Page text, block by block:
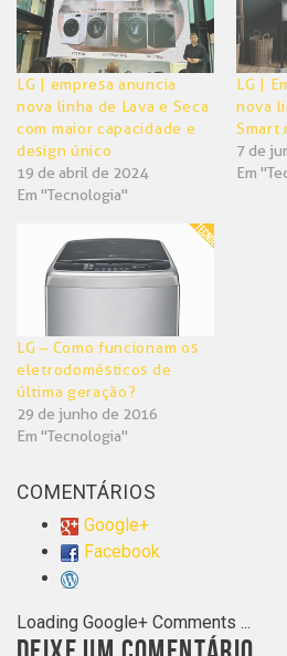
LG | empresa anuncia
nova linha de Lava e Seca
com maior capacidade e
design único
19 de abril de 2024
Em "Tecnologia"
LG |
nova
Smart
7 de
Em
LG – Como funcionam os
eletrodomésticos de
última geração?
29 de junho de 2016
Em "Tecnologia"
COMENTÁRIOS
Google+
Facebook
Loading Google+ Comments ...